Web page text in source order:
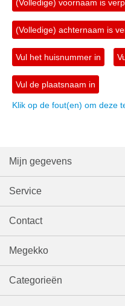
(Volledige) voornaam is
(Volledige) achternaam is
Vul het huisnummer in
Vul de plaatsnaam in
Klik op de fout(en) om deze
Mijn gegevens
Service
Contact
Megekko
Categorieën